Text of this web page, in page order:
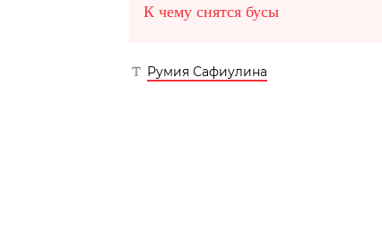
К чему снятся бусы
Румия Сафиулина